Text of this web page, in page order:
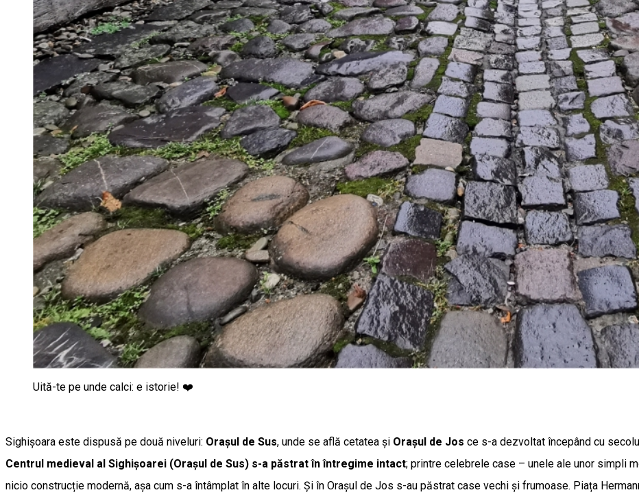
Uită-te pe unde calci: e istorie! ❤️
Sighișoara este dispusă pe două niveluri: Orașul de Sus, unde se află cetatea și Orașul de Jos ce s-a dezvoltat începând cu
Centrul medieval al Sighișoarei (Orașul de Sus) s-a păstrat în întregime intact; printre celebrele case – unele ale unor simpli
nicio construcție modernă, așa cum s-a întâmplat în alte locuri. Și în Orașul de Jos s-au păstrat case vechi și frumoase. Piața